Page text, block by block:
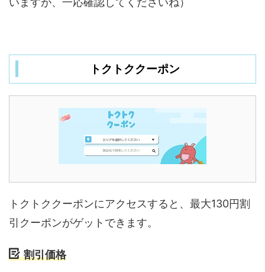
トクトククーポン
トクトククーポンにアクセスすると、最大130円割
引クーポンがゲットできます。
割引価格